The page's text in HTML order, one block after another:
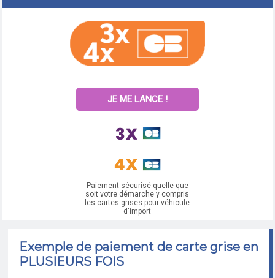
JE ME LANCE !
Paiement sécurisé quelle que
soit votre démarche y compris
les cartes grises pour véhicule
d'import
Exemple de paiement de carte grise en
PLUSIEURS FOIS